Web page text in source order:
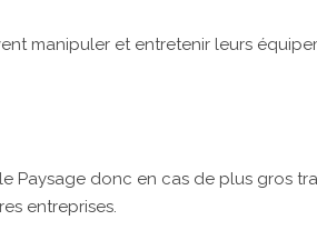
manipuler et entretenir leurs
Paysage donc en cas de plus gros
entreprises.